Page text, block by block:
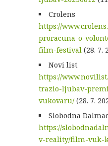
Crolens
https://
proracuna-o-
film-festival(28. 7.
Novi list
https://
trazio-ljubav-
vukovaru/(28. 7.
Slobodna
https://
v-reality/film-vuk-